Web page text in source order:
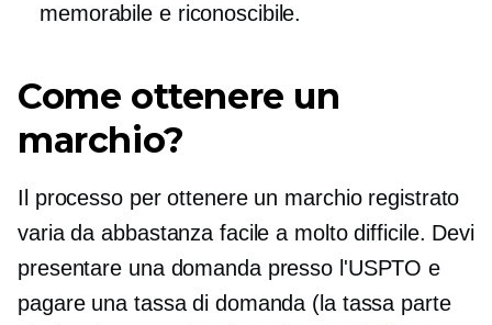
memorabile e riconoscibile.
Come ottenere un
marchio?
Il processo per ottenere un marchio registrato
varia da abbastanza facile a molto difficile. Devi
presentare una domanda presso l'USPTO e
pagare una tassa di domanda (la tassa parte